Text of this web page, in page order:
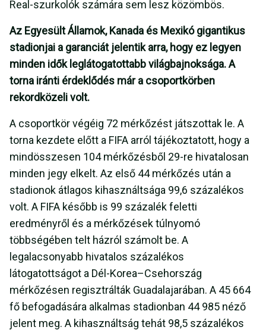
Real-szurkolók számára sem lesz közömbös.
Az Egyesült Államok, Kanada és Mexikó gigantikus
stadionjai a garanciát jelentik arra, hogy ez legyen
minden idők leglátogatottabb világbajnoksága. A
torna iránti érdeklődés már a csoportkörben
rekordközeli volt.
A csoportkör végéig 72 mérkőzést játszottak le. A
torna kezdete előtt a FIFA arról tájékoztatott, hogy a
mindösszesen 104 mérkőzésből 29-re hivatalosan
minden jegy elkelt. Az első 44 mérkőzés után a
stadionok átlagos kihasználtsága 99,6 százalékos
volt. A FIFA később is 99 százalék feletti
eredményről és a mérkőzések túlnyomó
többségében telt házról számolt be. A
legalacsonyabb hivatalos százalékos
látogatottságot a Dél-Korea–Csehország
mérkőzésen regisztrálták Guadalajarában. A 45 664
fő befogadására alkalmas stadionban 44 985 néző
jelent meg. A kihasználtság tehát 98,5 százalékos